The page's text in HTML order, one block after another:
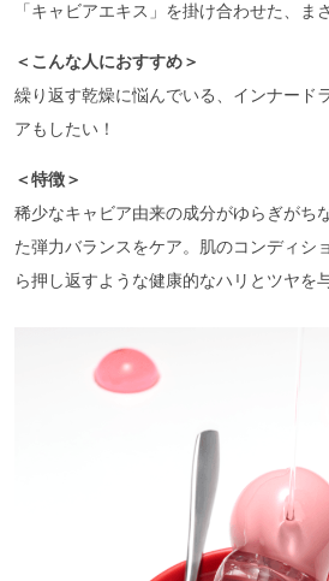
「キャビアエキス」を掛け合わせた、ま
＜こんな人におすすめ＞
繰り返す乾燥に悩んでいる、インナード
アもしたい！
＜特徴＞
稀少なキャビア由来の成分がゆらぎがち
た弾力バランスをケア。肌のコンディシ
ら押し返すような健康的なハリとツヤを